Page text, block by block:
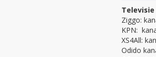
Televisie
Ziggo:
KPN:
XS4All:
Odido